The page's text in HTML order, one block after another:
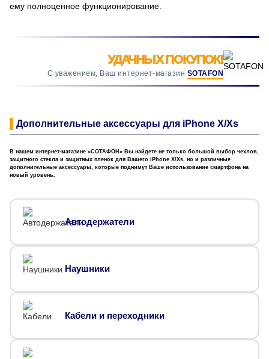
ему полноценное функционирование.
УДАЧНЫХ ПОКУПОК!
С уважением, Ваш интернет-магазин SOTAFON
Дополнительные аксессуары для iPhone X/Xs
В нашем интернет-магазине «СОТАФОН» Вы найдете не только большой выбор чехлов,
защитного стекла и защитных пленок для Вашего iPhone X/Xs, но и различные
дополнительные аксессуары, которые поднимут Ваше использование смартфона на
новый уровень.
Автодержатели
Наушники
Кабели и переходники